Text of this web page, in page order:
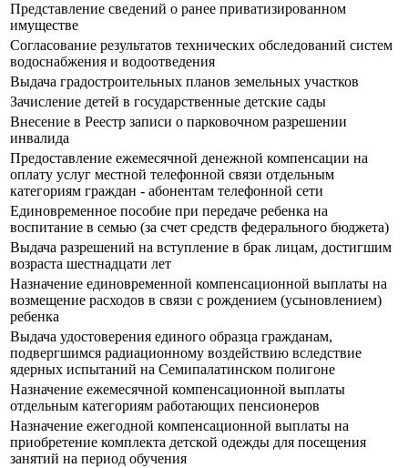
Представление сведений о ранее приватизированном
имуществе
Согласование результатов технических обследований систем
водоснабжения и водоотведения
Выдача градостроительных планов земельных участков
Зачисление детей в государственные детские сады
Внесение в Реестр записи о парковочном разрешении
инвалида
Предоставление ежемесячной денежной компенсации на
оплату услуг местной телефонной связи отдельным
категориям граждан - абонентам телефонной сети
Единовременное пособие при передаче ребенка на
воспитание в семью (за счет средств федерального бюджета)
Выдача разрешений на вступление в брак лицам, достигшим
возраста шестнадцати лет
Назначение единовременной компенсационной выплаты на
возмещение расходов в связи с рождением (усыновлением)
ребенка
Выдача удостоверения единого образца гражданам,
подвергшимся радиационному воздействию вследствие
ядерных испытаний на Семипалатинском полигоне
Назначение ежемесячной компенсационной выплаты
отдельным категориям работающих пенсионеров
Назначение ежегодной компенсационной выплаты на
приобретение комплекта детской одежды для посещения
занятий на период обучения